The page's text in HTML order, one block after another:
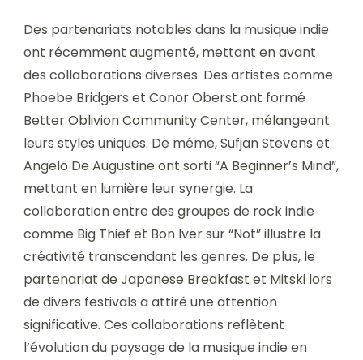
Des partenariats notables dans la musique indie
ont récemment augmenté, mettant en avant
des collaborations diverses. Des artistes comme
Phoebe Bridgers et Conor Oberst ont formé
Better Oblivion Community Center, mélangeant
leurs styles uniques. De même, Sufjan Stevens et
Angelo De Augustine ont sorti “A Beginner’s Mind”,
mettant en lumière leur synergie. La
collaboration entre des groupes de rock indie
comme Big Thief et Bon Iver sur “Not” illustre la
créativité transcendant les genres. De plus, le
partenariat de Japanese Breakfast et Mitski lors
de divers festivals a attiré une attention
significative. Ces collaborations reflètent
l’évolution du paysage de la musique indie en